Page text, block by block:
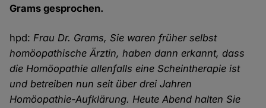
Grams gesprochen.
hpd:Frau Dr. Grams, Sie waren früher selbst
homöopathische Ärztin, haben dann erkannt, dass
die Homöopathie allenfalls eine Scheintherapie ist
und betreiben nun seit über drei Jahren
Homöopathie-Aufklärung. Heute Abend halten Sie